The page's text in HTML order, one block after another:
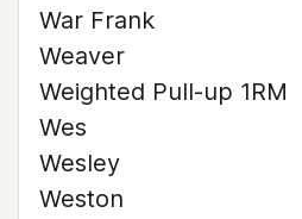
War Frank
Weaver
Weighted Pull-up 1RM
Wes
Wesley
Weston